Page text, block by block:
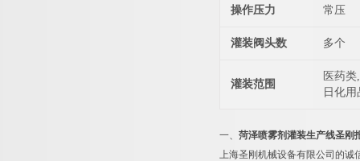
操作压力 常压
灌装阀头数 多个
灌装范围
医药
日化
一、 菏泽喷雾剂灌装生产线圣刚
上海圣刚机械设备有限公司的诚